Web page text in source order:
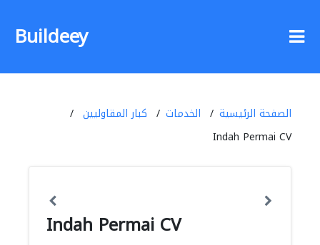
Buildeey
الصفحة الرئيسية الخدمات
كبار المقاوليين
Indah Permai CV
Indah Permai CV